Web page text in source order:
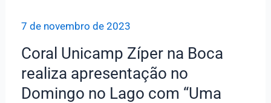
7 de novembro de 2023
Coral Unicamp Zíper na Boca
realiza apresentação no
Domingo no Lago com “Uma